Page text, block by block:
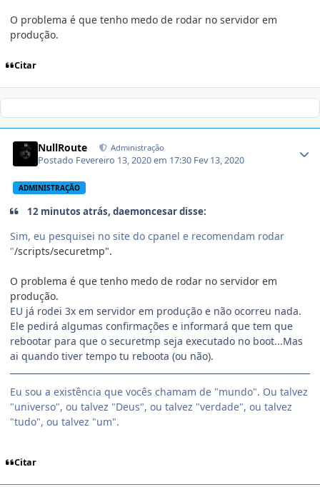
O problema é que tenho medo de rodar no servidor em
produção.
Citar
NullRoute Administração
Postado Fevereiro 13, 2020 em 17:30 Fev 13, 2020
ADMINISTRAÇÃO
12 minutos atrás, daemoncesar disse:
Sim, eu pesquisei no site do cpanel e recomendam rodar
"/scripts/securetmp".
O problema é que tenho medo de rodar no servidor em
produção.
EU já rodei 3x em servidor em produção e não ocorreu nada.
Ele pedirá algumas confirmações e informará que tem que
rebootar para que o securetmp seja executado no boot...Mas
ai quando tiver tempo tu reboota (ou não).
Eu sou a existência que vocês chamam de "mundo". Ou talvez
"universo", ou talvez "Deus", ou talvez "verdade", ou talvez
"tudo", ou talvez "um".
Citar